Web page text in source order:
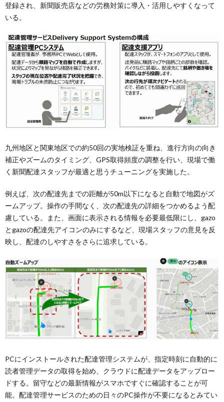
登録され、新聞販売店などの労務対策に導入・活用しやすくなって
いる。
九州地区と関東地区での約50回の実地検証を重ね、進行方向の向き
補正やズームのタイミング、GPS取得頻度の調整を行い、現場で働
く新聞配達スタッフが最適と思うチューニングを実施した。
例えば、次の配達先までの距離が50m以下になると自動で地図がズ
ームアップ。操作の手間なく、次の配達先の詳細をつかめるよう配
慮している。また、画面に表示される情報を必要最低限にし、gazo
とgazoの配達先アイコンのみにするなど、現場スタッフの意見を反
映し、配達のしやすさをさらに追求している。
PCにインストールされた配達管理システムが、指定時刻に自動的に
読者管理データの取得を始め、クラウドに配達データをアップロー
ドする。留守などの最新情報がスマホですぐに確認することが可
能。配達管理サービスのための日々のPC操作が不要になるとみてい